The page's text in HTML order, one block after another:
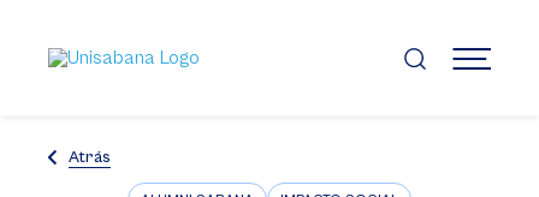
contenido
principal
MENÚ
Atrás